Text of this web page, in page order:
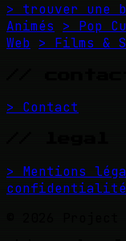
> trouver une
Animés
> Pop
Web > Films &
> Contact
> Mentions
confidentialité